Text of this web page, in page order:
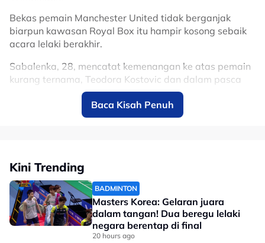
No node context available.
Related Topics
Bekas pemain Manchester United tidak berganjak
biarpun kawasan Royal Box itu hampir kosong sebaik
acara lelaki berakhir.
Sabalenka, 28, mencatat kemenangan ke atas pemain
kurang ternama, Teodora Kostovic dan dalam pasca
perlawanan itu, dia berterima kasih kepada Beckham -
- yang hadir di samping ibunya, Sandra -- kerana sudi
datang melihat aksinya.
Baca Kisah Penuh
Kini Trending
BADMINTON
Masters Korea: Gelaran juara
dalam tangan! Dua beregu lelaki
negara berentap di final
20 hours ago